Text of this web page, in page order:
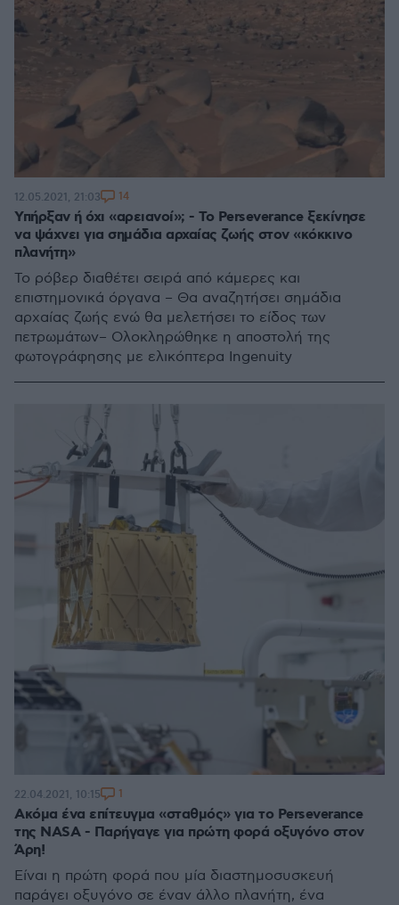
Υπήρξαν ή όχι «αρειανοί»; - Το Perseverance ξεκίνησε
να ψάχνει για σημάδια αρχαίας ζωής στον «κόκκινο
πλανήτη»
Το ρόβερ διαθέτει σειρά από κάμερες και
επιστημονικά όργανα – Θα αναζητήσει σημάδια
αρχαίας ζωής ενώ θα μελετήσει το είδος των
πετρωμάτων– Ολοκληρώθηκε η αποστολή της
φωτογράφησης με ελικόπτερα Ingenuity
12.05.2021, 21:03 14
Ακόμα ένα επίτευγμα «σταθμός» για το Perseverance
της NASA - Παρήγαγε για πρώτη φορά οξυγόνο στον
Άρη!
Είναι η πρώτη φορά που μία διαστημοσυσκευή
παράγει οξυγόνο σε έναν άλλο πλανήτη, ένα
22.04.2021, 10:15 1